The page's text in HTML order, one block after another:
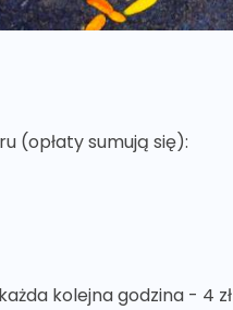
(opłaty sumują się):
kolejna godzina - 4 zł